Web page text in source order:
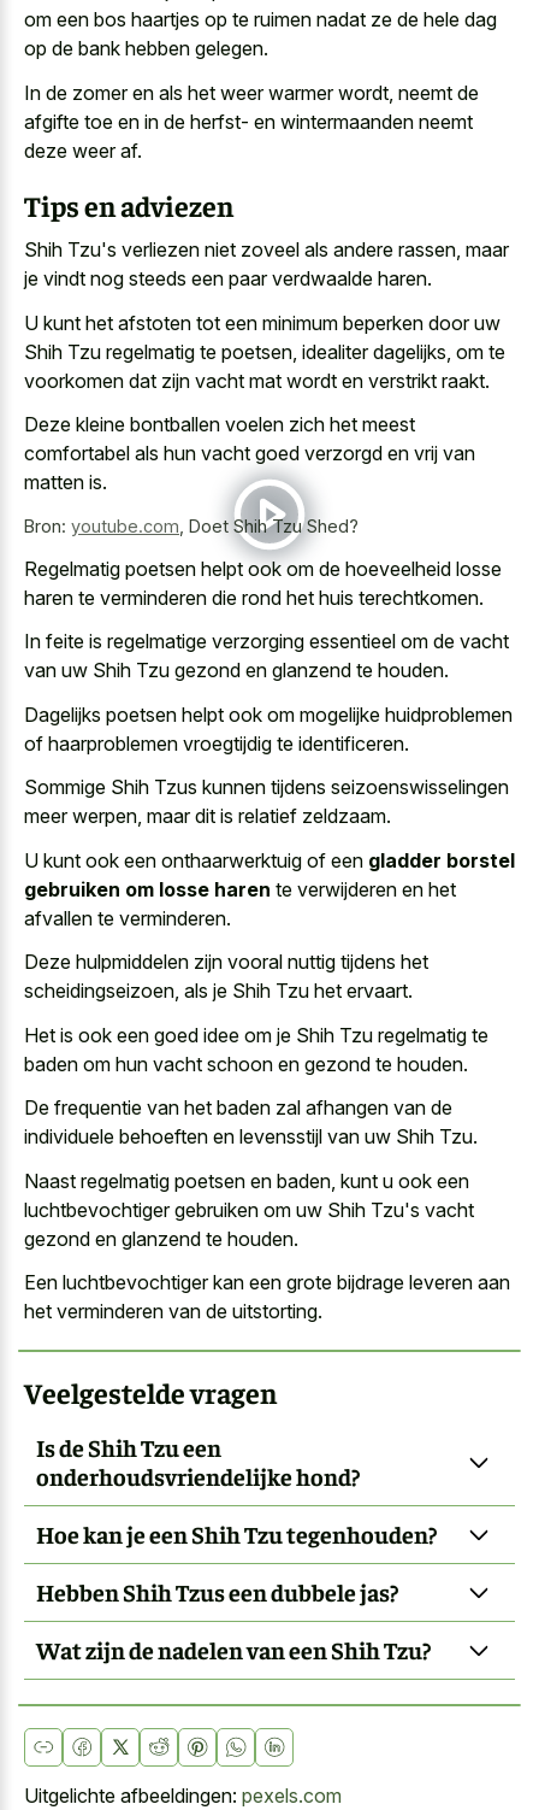
om een bos haartjes op te ruimen nadat ze de hele dag
op de bank hebben gelegen.
In de zomer en als het weer warmer wordt, neemt de
afgifte toe en in de herfst- en wintermaanden neemt
deze weer af.
Tips en adviezen
Shih Tzu's verliezen niet zoveel als andere rassen, maar
je vindt nog steeds een paar verdwaalde haren.
U kunt het afstoten tot een minimum beperken door uw
Shih Tzu regelmatig te poetsen, idealiter dagelijks, om te
voorkomen dat zijn vacht mat wordt en verstrikt raakt.
Deze kleine bontballen voelen zich het meest
comfortabel als hun vacht goed verzorgd en vrij van
matten is.
Bron: youtube.com Doet Shih Tzu Shed?
Regelmatig poetsen helpt ook om de hoeveelheid losse
haren te verminderen die rond het huis terechtkomen.
In feite is regelmatige verzorging essentieel om de vacht
van uw Shih Tzu gezond en glanzend te houden.
Dagelijks poetsen helpt ook om mogelijke huidproblemen
of haarproblemen vroegtijdig te identificeren.
Sommige Shih Tzus kunnen tijdens seizoenswisselingen
meer werpen, maar dit is relatief zeldzaam.
U kunt ook een onthaarwerktuig of een gladder borstel
gebruiken om losse haren te verwijderen en het
afvallen te verminderen.
Deze hulpmiddelen zijn vooral nuttig tijdens het
scheidingseizoen, als je Shih Tzu het ervaart.
Het is ook een goed idee om je Shih Tzu regelmatig te
baden om hun vacht schoon en gezond te houden.
De frequentie van het baden zal afhangen van de
individuele behoeften en levensstijl van uw Shih Tzu.
Naast regelmatig poetsen en baden, kunt u ook een
luchtbevochtiger gebruiken om uw Shih Tzu's vacht
gezond en glanzend te houden.
Een luchtbevochtiger kan een grote bijdrage leveren aan
het verminderen van de uitstorting.
Veelgestelde vragen
Is de Shih Tzu een
onderhoudsvriendelijke hond?
Hoe kan je een Shih Tzu tegenhouden?
Hebben Shih Tzus een dubbele jas?
Wat zijn de nadelen van een Shih Tzu?
Uitgelichte afbeeldingen: pexels.com